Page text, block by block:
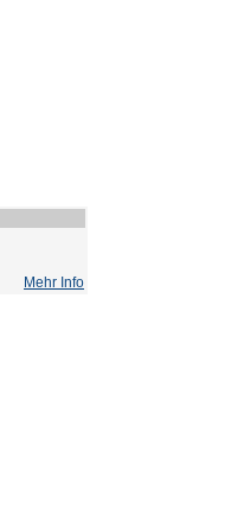
Mehr Info